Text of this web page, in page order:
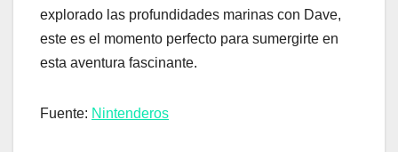
explorado las profundidades marinas con Dave,
este es el momento perfecto para sumergirte en
esta aventura fascinante.
Fuente: Nintenderos